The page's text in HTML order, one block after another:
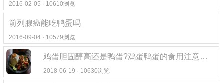
2016-02-05 · 10610浏览
前列腺癌能吃鸭蛋吗
2016-09-04 · 10579浏览
鸡蛋胆固醇高还是鸭蛋?鸡蛋鸭蛋的食用注意事项
2018-06-19 · 10630浏览